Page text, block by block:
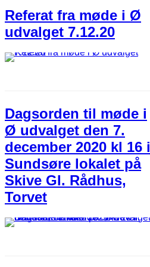
Referat fra møde i Ø
udvalget 7.12.20
Dagsorden til møde i
Ø udvalget den 7.
december 2020 kl 16 i
Sundsøre lokalet på
Skive GI. Rådhus,
Torvet